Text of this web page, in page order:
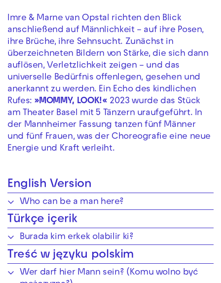
Imre & Marne van Opstal richten den Blick
anschließend auf Männlichkeit – auf ihre Posen,
ihre Brüche, ihre Sehnsucht. Zunächst in
überzeichneten Bildern von Stärke, die sich dann
auflösen, Verletzlichkeit zeigen – und das
universelle Bedürfnis offenlegen, gesehen und
anerkannt zu werden. Ein Echo des kindlichen
Rufes: »MOMMY, LOOK!« 2023 wurde das Stück
am Theater Basel mit 5 Tänzern uraufgeführt. In
der Mannheimer Fassung tanzen fünf Männer
und fünf Frauen, was der Choreografie eine neue
Energie und Kraft verleiht.
English Version
Who can be a man here?
Türkçe içerik
Burada kim erkek olabilir ki?
Treść w języku polskim
Wer darf hier Mann sein? (Komu wolno być